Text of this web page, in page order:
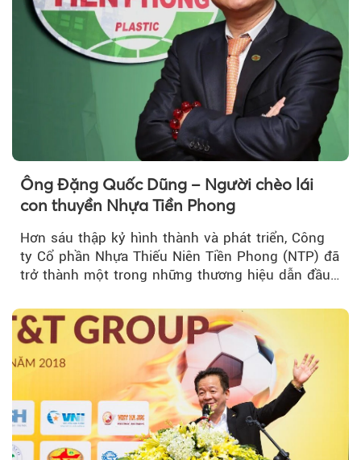
Ông Đặng Quốc Dũng – Người chèo lái
con thuyền Nhựa Tiền Phong
Hơn sáu thập kỷ hình thành và phát triển, Công
ty Cổ phần Nhựa Thiếu Niên Tiền Phong (NTP) đã
trở thành một trong những thương hiệu dẫn đầu